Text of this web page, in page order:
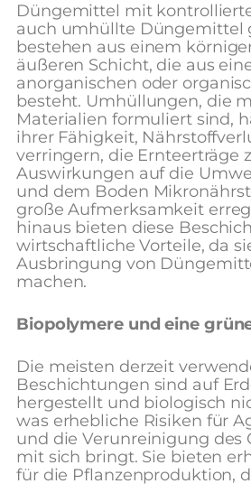
Düngemittel mit
auch umhüllte Düngemittel
bestehen aus einem
äußeren Schicht, die aus
anorganischen oder
besteht. Umhüllungen, die
Materialien formuliert sind,
ihrer Fähigkeit,
verringern, die Ernteerträge
Auswirkungen auf die
und dem Boden
große Aufmerksamkeit
hinaus bieten diese
wirtschaftliche Vorteile, da
Ausbringung von
machen.
Biopolymere und eine
Die meisten derzeit
Beschichtungen sind auf
hergestellt und biologisch
was erhebliche Risiken für
und die Verunreinigung des
mit sich bringt. Sie bieten
für die Pflanzenproduktion,